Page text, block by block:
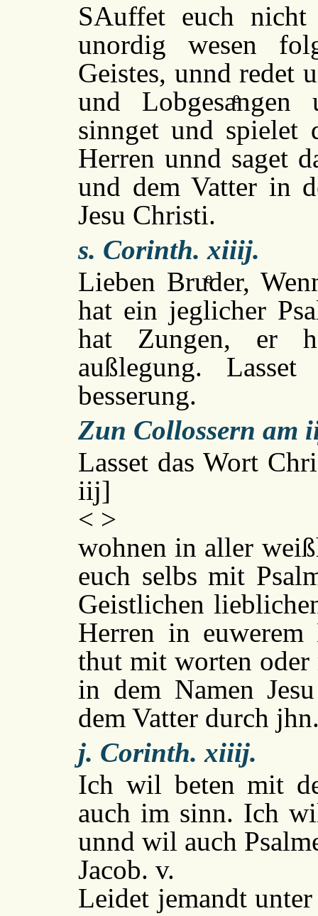
SAuffet euch
unordig wesen
Geistes, unnd redet
und Lobgesaͤngen
sinnget und spielet
Herren unnd saget
und dem Vatter in
Jesu Christi.
s. Corinth. xiiij.
Lieben Bruͤder,
hat ein jeglicher
hat Zungen, er
außlegung.
besserung.
Zun Collossern am
Lasset das Wort
iij]
< >
wohnen in aller
euch selbs mit
Geistlichen
Herren in
thut mit worten oder
in dem Namen
dem Vatter durch
j. Corinth. xiiij.
Ich wil beten mit
auch im sinn. Ich
unnd wil auch
Jacob. v.
Leidet jemandt